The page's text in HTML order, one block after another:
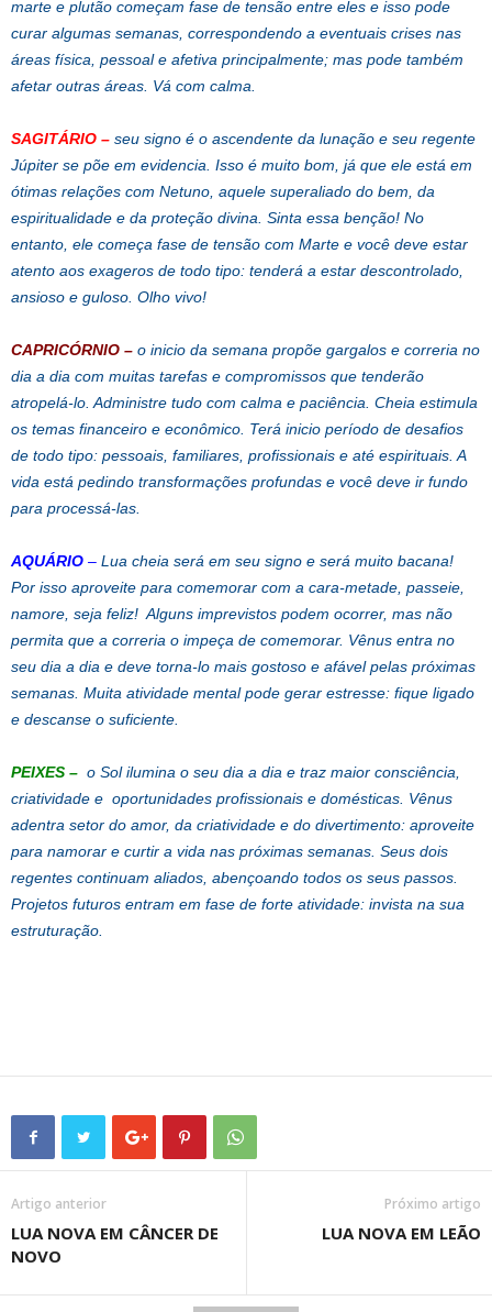
marte e plutão começam fase de tensão entre eles e isso pode
curar algumas semanas, correspondendo a eventuais crises nas
áreas física, pessoal e afetiva principalmente; mas pode também
afetar outras áreas. Vá com calma.
SAGITÁRIO – seu signo é o ascendente da lunação e seu regente
Júpiter se põe em evidencia. Isso é muito bom, já que ele está em
ótimas relações com Netuno, aquele superaliado do bem, da
espiritualidade e da proteção divina. Sinta essa benção! No
entanto, ele começa fase de tensão com Marte e você deve estar
atento aos exageros de todo tipo: tenderá a estar descontrolado,
ansioso e guloso. Olho vivo!
CAPRICÓRNIO – o inicio da semana propõe gargalos e correria no
dia a dia com muitas tarefas e compromissos que tenderão
atropelá-lo. Administre tudo com calma e paciência. Cheia estimula
os temas financeiro e econômico. Terá inicio período de desafios
de todo tipo: pessoais, familiares, profissionais e até espirituais. A
vida está pedindo transformações profundas e você deve ir fundo
para processá-las.
AQUÁRIO – Lua cheia será em seu signo e será muito bacana!
Por isso aproveite para comemorar com a cara-metade, passeie,
namore, seja feliz! Alguns imprevistos podem ocorrer, mas não
permita que a correria o impeça de comemorar. Vênus entra no
seu dia a dia e deve torna-lo mais gostoso e afável pelas próximas
semanas. Muita atividade mental pode gerar estresse: fique ligado
e descanse o suficiente.
PEIXES – o Sol ilumina o seu dia a dia e traz maior consciência,
criatividade e oportunidades profissionais e domésticas. Vênus
adentra setor do amor, da criatividade e do divertimento: aproveite
para namorar e curtir a vida nas próximas semanas. Seus dois
regentes continuam aliados, abençoando todos os seus passos.
Projetos futuros entram em fase de forte atividade: invista na sua
estruturação.
Artigo anterior
LUA NOVA EM CÂNCER DE
NOVO
Próximo artigo
LUA NOVA EM LEÃO